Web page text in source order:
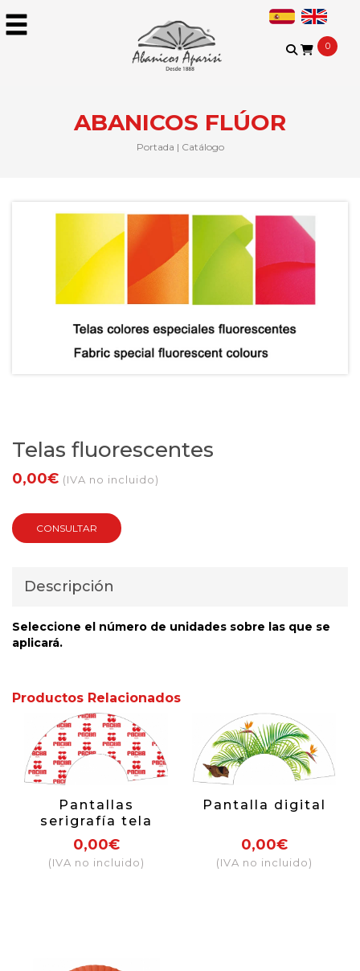
0
ABANICOS FLÚOR
Portada | Catálogo
Telas fluorescentes
0,00€ (IVA no incluido)
CONSULTAR
Descripción
Seleccione el número de unidades sobre las que se
aplicará.
Productos Relacionados
Pantallas
serigrafía tela
0,00€
(IVA no incluido)
Pantalla digital
0,00€
(IVA no incluido)